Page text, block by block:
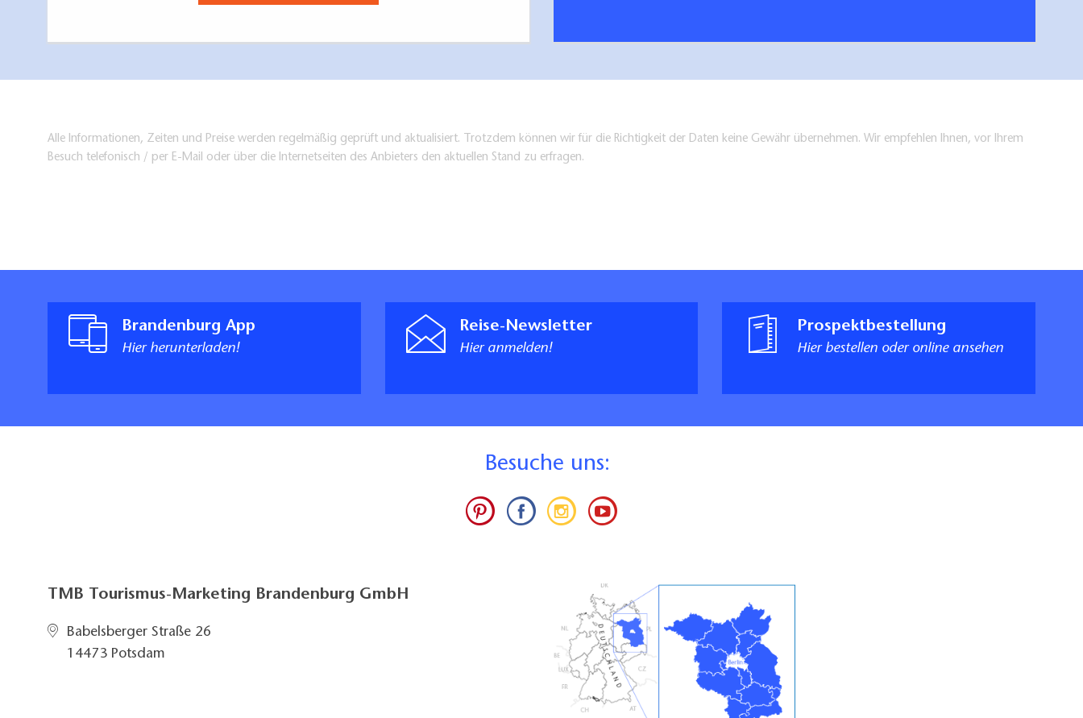
Alle Informationen, Zeiten und Preise werden regelmäßig geprüft und aktualisiert. Trotzdem können wir für die Richtigkeit der Daten keine Gewähr übernehmen. Wir empfehlen Ihnen, vor Ihrem
Besuch telefonisch / per E-Mail oder über die Internetseiten des Anbieters den aktuellen Stand zu erfragen.
Brandenburg App
Hier herunterladen!
Reise-Newsletter
Hier anmelden!
Prospektbestellung
Hier bestellen oder online ansehen
Besuche uns:
TMB Tourismus-Marketing Brandenburg GmbH
Babelsberger Straße 26
14473 Potsdam